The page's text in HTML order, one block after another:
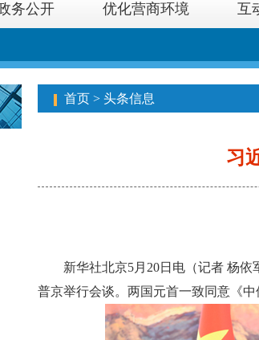
务公开 优化营商环境 互
首页 > 头条信息
习
新华社北京5月20日电（记者 杨
普京举行会谈。两国元首一致同意《中